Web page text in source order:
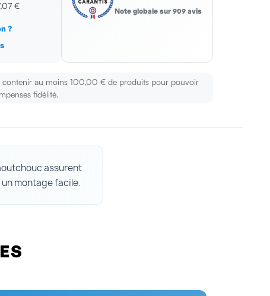
€
?
Note globale sur 909 avis
contenir au moins 100,00 € de produits pour pouvoir
fidélité.
assurent
montage facile.